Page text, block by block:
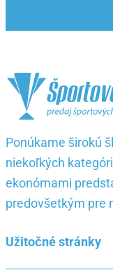
Ponúkame širokú
niekoľkých
ekonómami
predovšetkým pre
Užitočné stránky